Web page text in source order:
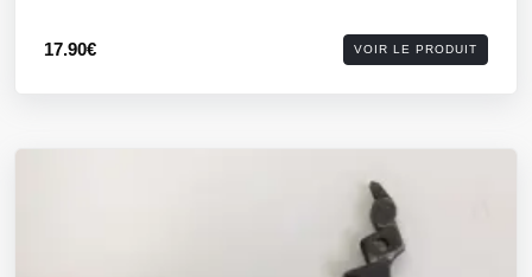
17.90€ VOIR LE PRODUIT